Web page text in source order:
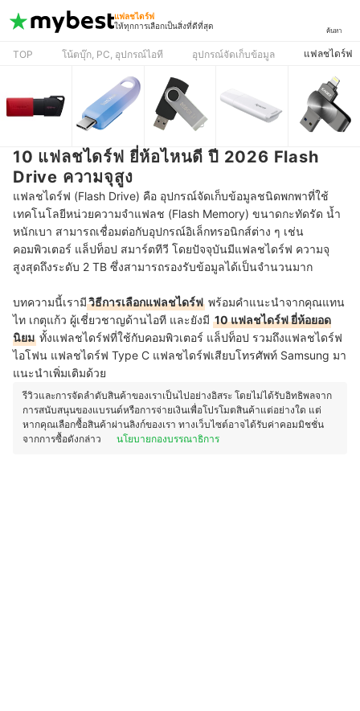
แฟลชไดร์ฟ
ให้ทุกการเลือกเป็นสิ่งที่ดีที่สุด
ค้นหา
TOP โน้ตบุ๊ก, PC, อุปกรณ์ไอที อุปกรณ์จัดเก็บข้อมูล แฟลชไดร์ฟ
10 แฟลชไดร์ฟ ยี่ห้อไหนดี ปี 2026 Flash
Drive ความจุสูง
แฟลชไดร์ฟ (Flash Drive) คือ อุปกรณ์จัดเก็บข้อมูลชนิดพกพาที่ใช้
เทคโนโลยีหน่วยความจำแฟลช (Flash Memory) ขนาดกะทัดรัด น้ำ
หนักเบา สามารถเชื่อมต่อกับอุปกรณ์อิเล็กทรอนิกส์ต่าง ๆ เช่น
คอมพิวเตอร์ แล็ปท็อป สมาร์ตทีวี โดยปัจจุบันมีแฟลชไดร์ฟ ความจุ
สูงสุดถึงระดับ 2 TB ซึ่งสามารถรองรับข้อมูลได้เป็นจำนวนมาก
บทความนี้เรามีวิธีการเลือกแฟลชไดร์ฟ พร้อมคำแนะนำจากคุณแทน
ไท เกตุแก้ว ผู้เชี่ยวชาญด้านไอที และยังมี 10 แฟลชไดร์ฟ ยี่ห้อยอด
นิยม ทั้งแฟลชไดร์ฟที่ใช้กับคอมพิวเตอร์ แล็ปท็อป รวมถึงแฟลชไดร์ฟ
ไอโฟน แฟลชไดร์ฟ Type C แฟลชไดร์ฟเสียบโทรศัพท์ Samsung มา
แนะนำเพิ่มเติมด้วย
รีวิวและการจัดลำดับสินค้าของเราเป็นไปอย่างอิสระ โดยไม่ได้รับอิทธิพลจาก
การสนับสนุนของแบรนด์หรือการจ่ายเงินเพื่อโปรโมตสินค้าแต่อย่างใด แต่
หากคุณเลือกซื้อสินค้าผ่านลิงก์ของเรา ทางเว็บไซต์อาจได้รับค่าคอมมิชชั่น
จากการซื้อดังกล่าว
นโยบายกองบรรณาธิการ